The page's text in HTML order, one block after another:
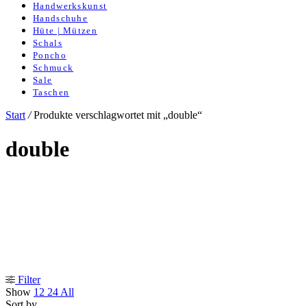
Handwerkskunst
Handschuhe
Hüte | Mützen
Schals
Poncho
Schmuck
Sale
Taschen
Start /Produkte verschlagwortet mit „double“
double
Filter
Show 12 24 All